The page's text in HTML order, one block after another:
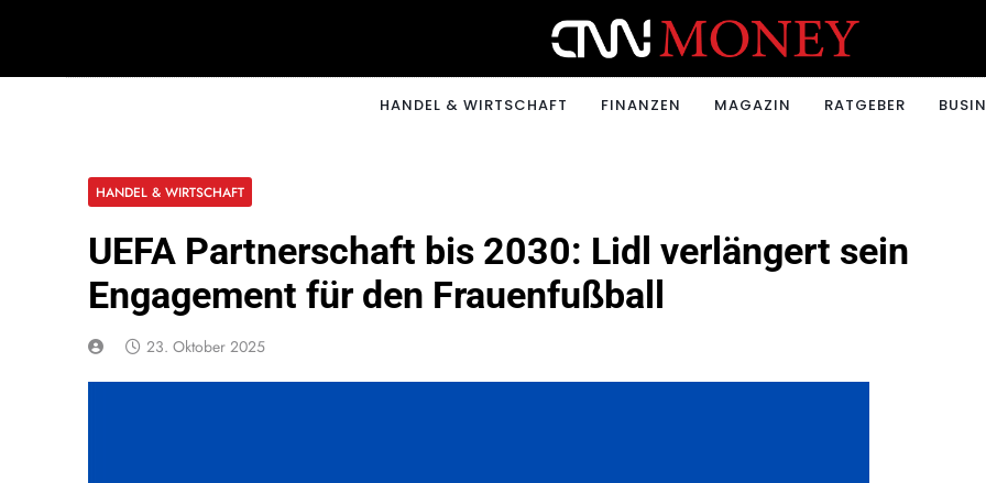
CNNMONEY.CH
HANDEL & WIRTSCHAFT FINANZEN MAGAZIN RATGEBER
HANDEL & WIRTSCHAFT
UEFA Partnerschaft bis 2030: Lidl verlängert sein
Engagement für den Frauenfußball
23. Oktober 2025